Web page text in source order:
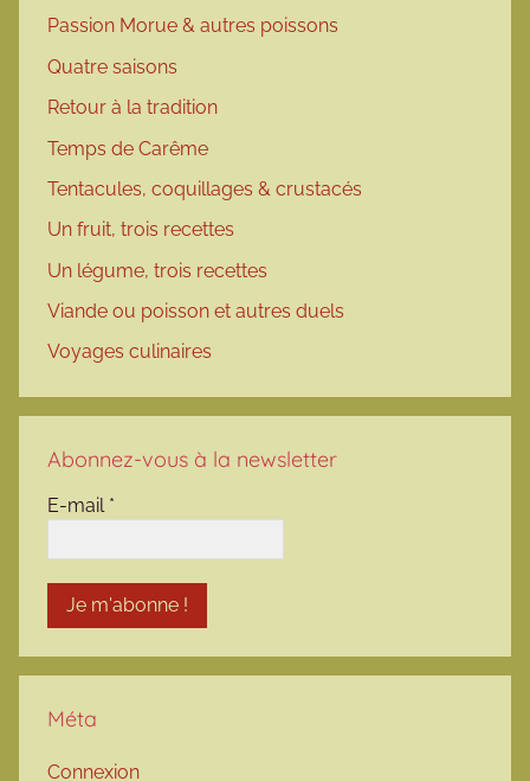
Passion Morue & autres poissons
Quatre saisons
Retour à la tradition
Temps de Carême
Tentacules, coquillages & crustacés
Un fruit, trois recettes
Un légume, trois recettes
Viande ou poisson et autres duels
Voyages culinaires
Abonnez-vous à la newsletter
E-mail *
Méta
Connexion